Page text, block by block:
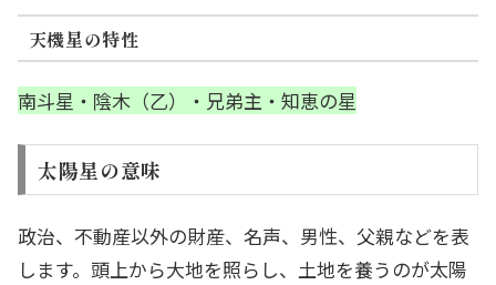
天機星の特性
南斗星・陰木（乙）・兄弟主・知恵の星
太陽星の意味
政治、不動産以外の財産、名声、男性、父親などを表
します。頭上から大地を照らし、土地を養うのが太陽